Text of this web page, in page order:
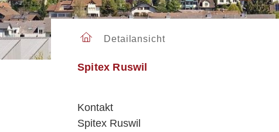
Detailansicht
Wahlen und Abstimmungen
Orientierungsversammlung
VERWALTUNG
Abteilungen /
Sachbereiche
Essen und Schlafen
Verweilen
ARBEITEN
Arbeitsamt /
Arbeitslosenanmeldung
Kirchgemeinden
Sicherheit
Soziale Institutionen
Spitex Ruswil
Kontakt
Spitex Ruswil